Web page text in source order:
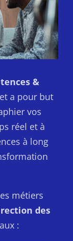
&
et a pour but
vos
réel et à
à long
métiers
des
: